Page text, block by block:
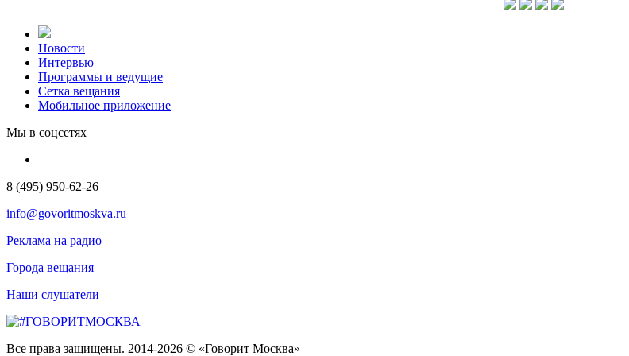
Новости
Интервью
Программы и ведущие
Сетка вещания
Мобильное приложение
Мы в соцсетях
8 (495) 950-62-26
info@govoritmoskva.ru
Реклама на радио
Города вещания
Наши слушатели
Все права защищены. 2014-2026 © «Говорит Москва»